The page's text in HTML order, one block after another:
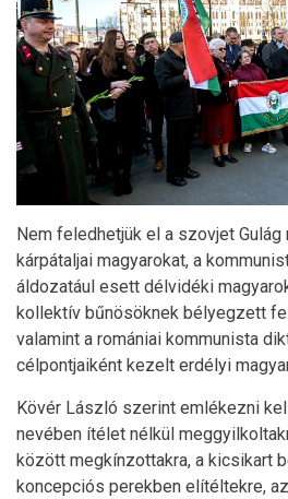
Nem feledhetjük el a szovjet Gulág
kárpátaljai magyarokat, a
áldozatául esett délvidéki
kollektív bűnösöknek bélyegzett
valamint a romániai kommunista
célpontjaiként kezelt erdélyi
Kövér László szerint emlékezni
nevében ítélet nélkül
között megkínzottakra, a kicsikart
koncepciós perekben elítéltekre,